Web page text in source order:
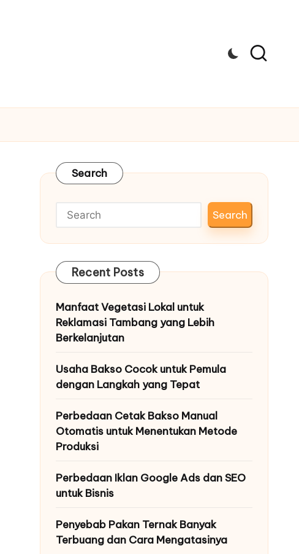
Search
Search
Recent Posts
Manfaat Vegetasi Lokal untuk
Reklamasi Tambang yang Lebih
Berkelanjutan
Usaha Bakso Cocok untuk Pemula
dengan Langkah yang Tepat
Perbedaan Cetak Bakso Manual
Otomatis untuk Menentukan Metode
Produksi
Perbedaan Iklan Google Ads dan SEO
untuk Bisnis
Penyebab Pakan Ternak Banyak
Terbuang dan Cara Mengatasinya